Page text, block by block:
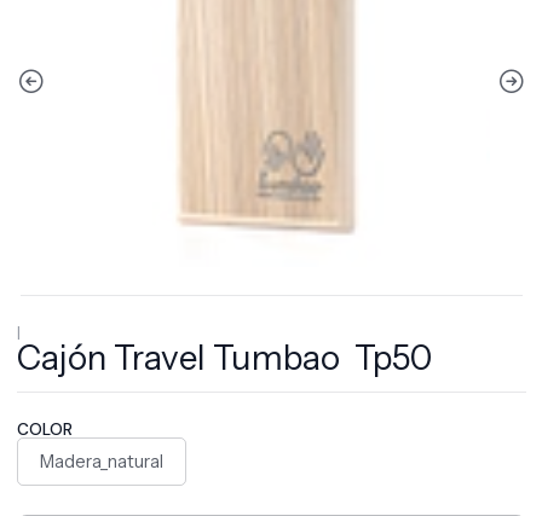
|
Cajón Travel Tumbao Tp50
COLOR
Madera_natural